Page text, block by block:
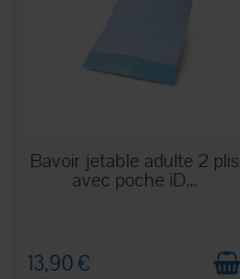
EN STOCK
Bavoir jetable adulte 2 plis
avec poche iD...
13,90 €